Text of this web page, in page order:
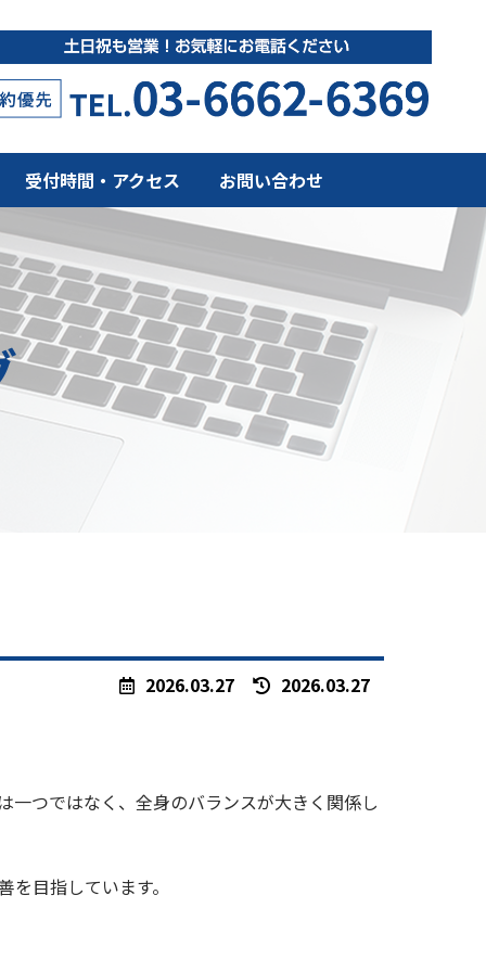
受付時間・アクセス お問い合わせ
2026.03.27
最
日
時
2026.03.27
一つではなく、全身のバランスが大きく関係し
目指しています。